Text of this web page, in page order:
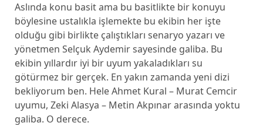
Aslında konu basit ama bu basitlikte bir konuyu
böylesine ustalıkla işlemekte bu ekibin her işte
olduğu gibi birlikte çalıştıkları senaryo yazarı ve
yönetmen Selçuk Aydemir sayesinde galiba. Bu
ekibin yıllardır iyi bir uyum yakaladıkları su
götürmez bir gerçek. En yakın zamanda yeni dizi
bekliyorum ben. Hele Ahmet Kural – Murat Cemcir
uyumu, Zeki Alasya – Metin Akpınar arasında yoktu
galiba. O derece.